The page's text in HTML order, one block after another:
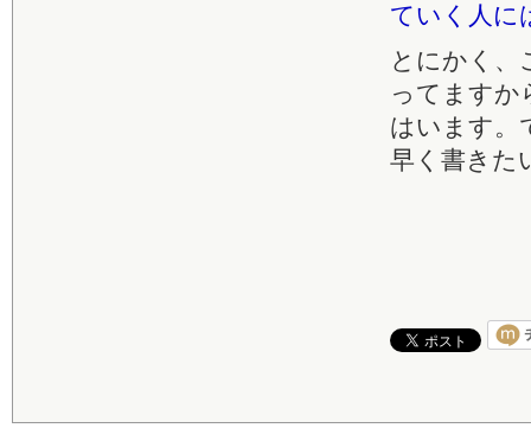
ていく人に
とにかく、
ってますか
はいます。
早く書きた